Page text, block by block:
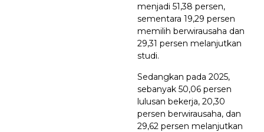
menjadi 51,38 persen,
sementara 19,29 persen
memilih berwirausaha dan
29,31 persen melanjutkan
studi.
Sedangkan pada 2025,
sebanyak 50,06 persen
lulusan bekerja, 20,30
persen berwirausaha, dan
29,62 persen melanjutkan